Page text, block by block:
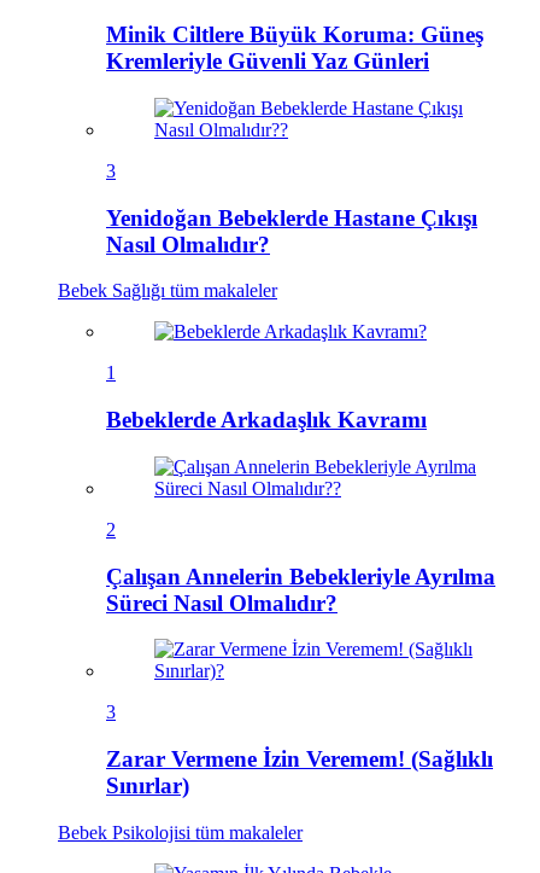
Minik Ciltlere Büyük Koruma: Güneş
Kremleriyle Güvenli Yaz Günleri
3
Yenidoğan Bebeklerde Hastane Çıkışı
Nasıl Olmalıdır?
Bebek Sağlığı tüm makaleler
1
Bebeklerde Arkadaşlık Kavramı
2
Çalışan Annelerin Bebekleriyle Ayrılma
Süreci Nasıl Olmalıdır?
3
Zarar Vermene İzin Veremem! (Sağlıklı
Sınırlar)
Bebek Psikolojisi tüm makaleler